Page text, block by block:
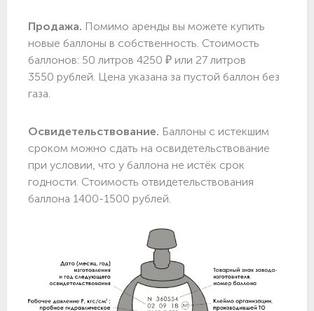
Продажа. Помимо аренды вы можете купить
новые баллоны в собственность. Стоимость
баллонов: 50 литров 4250 ₽ или 27 литров
3550 рублей. Цена указана за пустой баллон без
газа.
Освидетельствование. Баллоны с истекшим
сроком можно сдать на освидетельствование
при условии, что у баллона не истёк срок
годности. Стоимость отвидетельствования
баллона 1400-1500 рублей.